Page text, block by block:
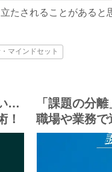
たされることがあると
マインドセット
…
！
「課題の分
職場や業務